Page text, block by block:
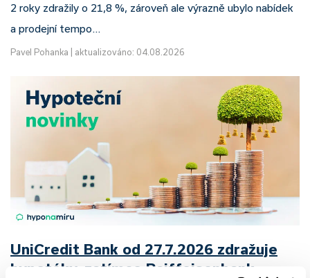
2 roky zdražily o 21,8 %, zároveň ale výrazně ubylo nabídek
a prodejní tempo…
Pavel Pohanka aktualizováno: 04.08.2026
UniCredit Bank od 27.7.2026 zdražuje
hypotéky, zatímco Raiffeisenbank